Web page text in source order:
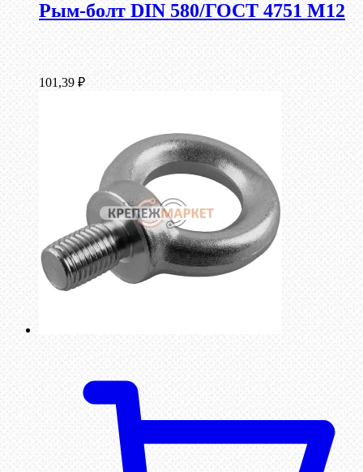
Рым-болт DIN 580/ГОСТ 4751 М12
101,39 ₽